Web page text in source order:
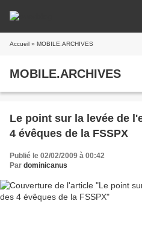
Accueil » MOBILE.ARCHIVES
MOBILE.ARCHIVES
Le point sur la levée de
4 évêques de la FSSPX
Publié le 02/02/2009 à 00:42
Par dominicanus